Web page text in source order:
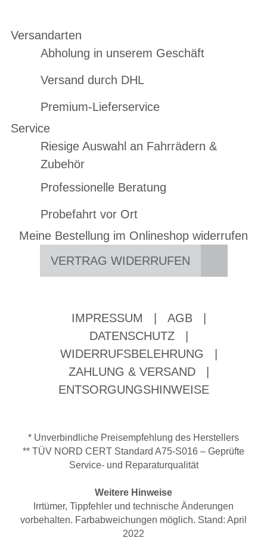
Versandarten
Abholung in unserem Geschäft
Versand durch DHL
Premium-Lieferservice
Service
Riesige Auswahl an Fahrrädern &
Zubehör
Professionelle Beratung
Probefahrt vor Ort
Meine Bestellung im Onlineshop widerrufen
VERTRAG WIDERRUFEN
IMPRESSUM AGB
DATENSCHUTZ
WIDERRUFSBELEHRUNG
ZAHLUNG & VERSAND
ENTSORGUNGSHINWEISE
* Unverbindliche Preisempfehlung des Herstellers
** TÜV NORD CERT Standard A75-S016 – Geprüfte
Service- und Reparaturqualität
Weitere Hinweise
Irrtümer, Tippfehler und technische Änderungen
vorbehalten. Farbabweichungen möglich. Stand: April
2022